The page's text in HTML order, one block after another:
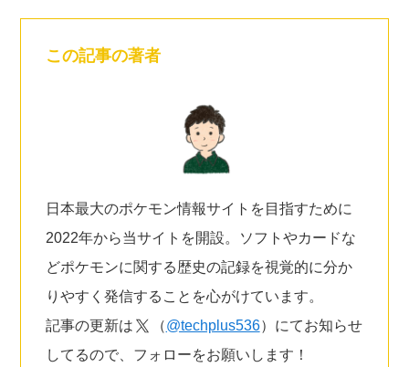
この記事の著者
日本最大のポケモン情報サイトを目指すために
2022年から当サイトを開設。ソフトやカードな
どポケモンに関する歴史の記録を視覚的に分か
りやすく発信することを心がけています。
記事の更新は
（@techplus536）にてお知らせ
してるので、フォローをお願いします！